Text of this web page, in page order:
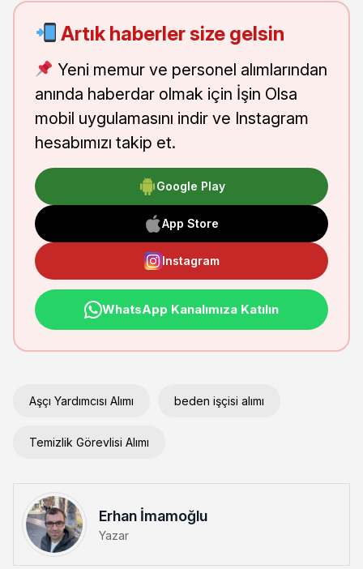
Artık haberler size gelsin
Yeni memur ve personel alımlarından
anında haberdar olmak için İşin Olsa
mobil uygulamasını indir ve Instagram
hesabımızı takip et.
Google Play
App Store
Instagram
WhatsApp Kanalımıza Katılın
Aşçı Yardımcısı Alımı beden işçisi alımı
Temizlik Görevlisi Alımı
Erhan İmamoğlu
Yazar